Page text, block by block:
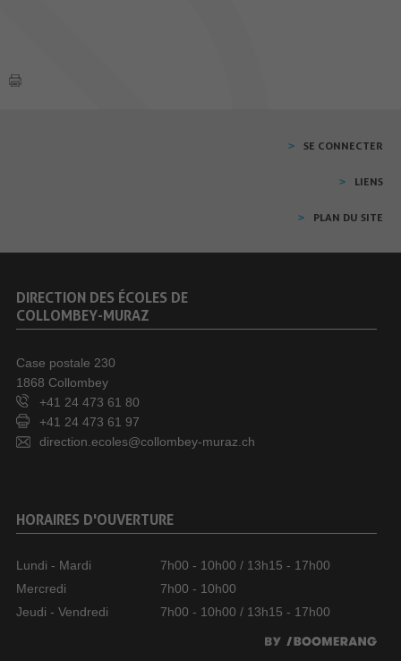
SE CONNECTER
LIENS
PLAN DU SITE
DIRECTION DES ÉCOLES DE
COLLOMBEY-MURAZ
Case postale 230
1868 Collombey
+41 24 473 61 80
+41 24 473 61 97
direction.ecoles@collombey-muraz.ch
HORAIRES D'OUVERTURE
Lundi - Mardi
7h00 - 10h00 / 13h15 - 17h00
Mercredi
7h00 - 10h00
Jeudi - Vendredi
7h00 - 10h00 / 13h15 - 17h00